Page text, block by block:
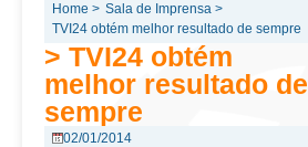
Home > Sala de Imprensa >
TVI24 obtém melhor resultado de sempre
> TVI24 obtém
melhor resultado de
sempre
02/01/2014